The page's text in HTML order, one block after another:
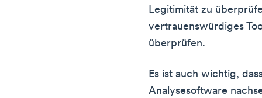
Legitimität zu
vertrauenswürdiges
überprüfen.
Es ist auch wichtig,
Analysesoftware